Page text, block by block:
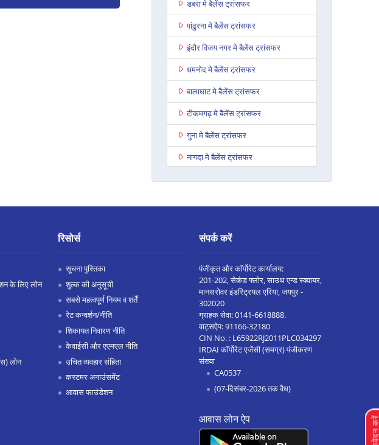
डबरा मे बैलेंस ट्रांसफर
पांढुरना मे बैलेंस ट्रांसफर
इंदौर विजय नगर मे बैलेंस ट्रांसफर
धमनोद मे बैलेंस ट्रांसफर
बालाघाट मे बैलेंस ट्रांसफर
टीकमगढ़ मे बैलेंस ट्रांसफर
गुना मे बैलेंस ट्रांसफर
नागदा मे बैलेंस ट्रांसफर
छत्तरपुरी मे बैलेंस ट्रांसफर
मनसा मे बैलेंस ट्रांसफर
दमोह मे बैलेंस ट्रांसफर
बुरहानपुर मे बैलेंस ट्रांसफर
पिपरिया मे बैलेंस ट्रांसफर
इंदौर अन्नपूर्णा रोड मे बैलेंस ट्रांसफर
सतना मे बैलेंस ट्रांसफर
सनावद मे बैलेंस ट्रांसफर
सिवनी मे बैलेंस ट्रांसफर
के लिए लोन
लोन
रिसोर्स
सूचना पुस्तिका
शुल्क की अनुसूची
सबसे महत्वपूर्ण नियम व शर्तें
रेट कन्वर्शन/नीति
शिकायत निवारण नीति
केवाईसी और एएमएल नीति
उचित व्यवहार संहिता
कस्टमर अनाउंसमेंट
आवास फाउंडेशन
संपर्क करें
पंजीकृत और कॉर्पोरेट कार्यालय:
201-202, सेकंड फ्लोर, साउथ एन्ड स्क्वायर,
मानसरोवर इंडस्ट्रियल एरिया, जयपुर -
302020
ग्राहक सेवा:0141-6618888.
वाट्सऐप:91166-32180
CIN No. : L65922RJ2011PLC034297
IRDAI कॉर्पोरेट एजेंसी (समग्र) पंजीकरण
संख्या
CA0537
(07-दिसंबर-2026 तक वैध)
आवास लोन ऐप